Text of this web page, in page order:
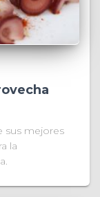
sus mejores
la